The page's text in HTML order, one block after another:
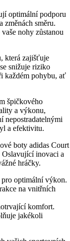
optimální podporu
změnách směru.
nohy zůstanou
která zajišťuje
snižuje riziko
každém pohybu, ať
špičkového
a výkonu,
nepostradatelnými
a efektivitu.
boty adidas Court
inovaci a
hráčky.
optimální výkon.
na vnitřních
komfort.
jakékoli